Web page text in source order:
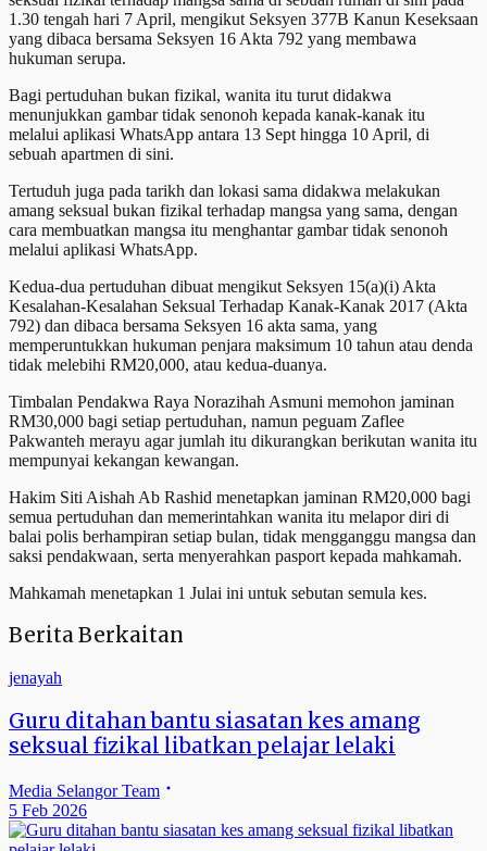
1.30 tengah hari 7 April, mengikut Seksyen 377B Kanun Keseksaan
yang dibaca bersama Seksyen 16 Akta 792 yang membawa
hukuman serupa.
Bagi pertuduhan bukan fizikal, wanita itu turut didakwa
menunjukkan gambar tidak senonoh kepada kanak-kanak itu
melalui aplikasi WhatsApp antara 13 Sept hingga 10 April, di
sebuah apartmen di sini.
Tertuduh juga pada tarikh dan lokasi sama didakwa melakukan
amang seksual bukan fizikal terhadap mangsa yang sama, dengan
cara membuatkan mangsa itu menghantar gambar tidak senonoh
melalui aplikasi WhatsApp.
Kedua-dua pertuduhan dibuat mengikut Seksyen 15(a)(i) Akta
Kesalahan-Kesalahan Seksual Terhadap Kanak-Kanak 2017 (Akta
792) dan dibaca bersama Seksyen 16 akta sama, yang
memperuntukkan hukuman penjara maksimum 10 tahun atau denda
tidak melebihi RM20,000, atau kedua-duanya.
Timbalan Pendakwa Raya Norazihah Asmuni memohon jaminan
RM30,000 bagi setiap pertuduhan, namun peguam Zaflee
Pakwanteh merayu agar jumlah itu dikurangkan berikutan wanita itu
mempunyai kekangan kewangan.
Hakim Siti Aishah Ab Rashid menetapkan jaminan RM20,000 bagi
semua pertuduhan dan memerintahkan wanita itu melapor diri di
balai polis berhampiran setiap bulan, tidak mengganggu mangsa dan
saksi pendakwaan, serta menyerahkan pasport kepada mahkamah.
Mahkamah menetapkan 1 Julai ini untuk sebutan semula kes.
Berita Berkaitan
jenayah
Guru ditahan bantu siasatan kes amang
seksual fizikal libatkan pelajar lelaki
Media Selangor Team
5 Feb 2026